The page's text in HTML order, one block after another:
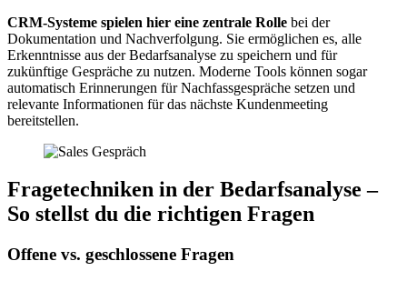
CRM-Systeme spielen hier eine zentrale Rolle bei der
Dokumentation und Nachverfolgung. Sie ermöglichen es, alle
Erkenntnisse aus der Bedarfsanalyse zu speichern und für
zukünftige Gespräche zu nutzen. Moderne Tools können sogar
automatisch Erinnerungen für Nachfassgespräche setzen und
relevante Informationen für das nächste Kundenmeeting
bereitstellen.
Fragetechniken in der Bedarfsanalyse –
So stellst du die richtigen Fragen
Offene vs. geschlossene Fragen